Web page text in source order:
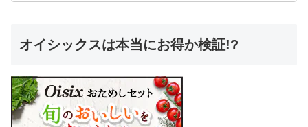
オイシックスは本当にお得か検証!?